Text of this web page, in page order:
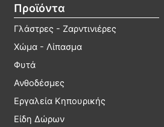
Προϊόντα
Γλάστρες - Ζαρντινιέρες
Χώμα - Λίπασμα
Φυτά
Ανθοδέσμες
Εργαλεία Κηπουρικής
Είδη Δώρων